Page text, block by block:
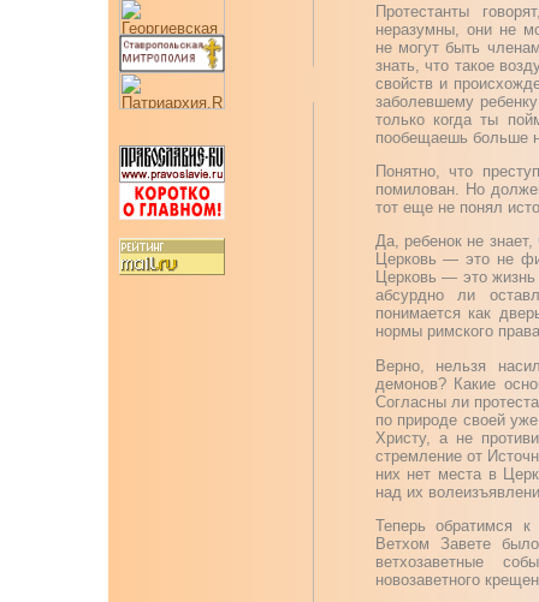
Протестанты
неразумны, они не
не могут быть
знать, что такое
свойств и
заболевшему
только когда ты
пообещаешь больше
Понятно, что
помилован. Но
тот еще не понял
Да, ребенок не
Церковь — это не
Церковь — это
абсурдно ли
понимается как
нормы римского
Верно, нельзя
демонов? Какие
Согласны ли
по природе своей
Христу, а не
стремление от
них нет места в
над их
Теперь обратимся
Ветхом Завете
ветхозаветные
новозаветного